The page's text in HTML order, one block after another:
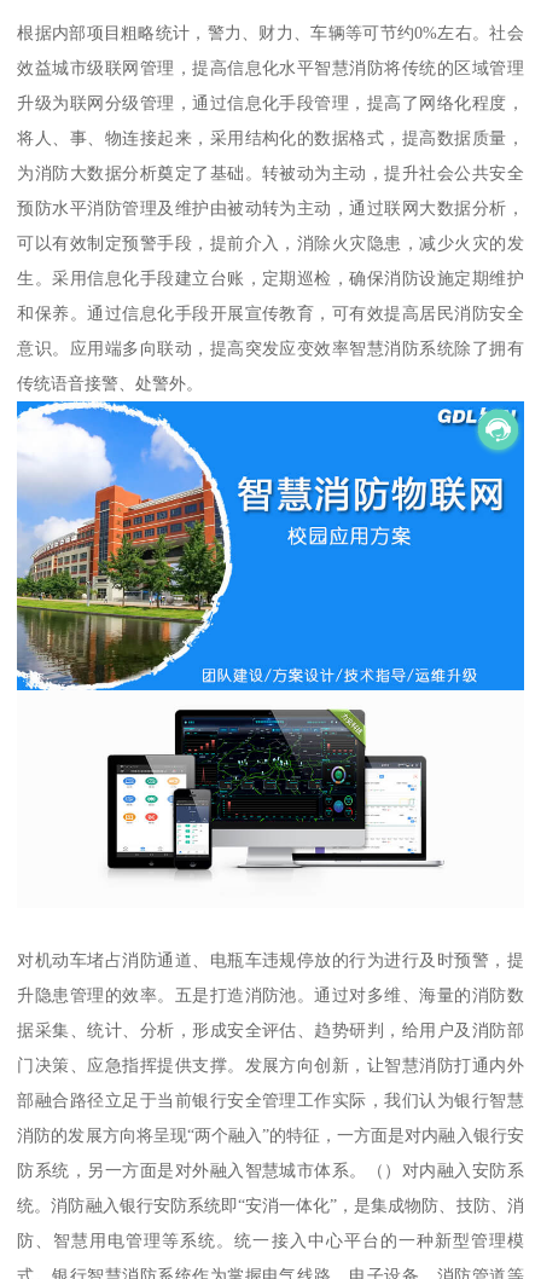
根据内部项目粗略统计，警力、财力、车辆等可节约0%左右。社会
效益城市级联网管理，提高信息化水平智慧消防将传统的区域管理
升级为联网分级管理，通过信息化手段管理，提高了网络化程度，
将人、事、物连接起来，采用结构化的数据格式，提高数据质量，
为消防大数据分析奠定了基础。转被动为主动，提升社会公共安全
预防水平消防管理及维护由被动转为主动，通过联网大数据分析，
可以有效制定预警手段，提前介入，消除火灾隐患，减少火灾的发
生。采用信息化手段建立台账，定期巡检，确保消防设施定期维护
和保养。通过信息化手段开展宣传教育，可有效提高居民消防安全
意识。应用端多向联动，提高突发应变效率智慧消防系统除了拥有
传统语音接警、处警外。
对机动车堵占消防通道、电瓶车违规停放的行为进行及时预警，提
升隐患管理的效率。五是打造消防池。通过对多维、海量的消防数
据采集、统计、分析，形成安全评估、趋势研判，给用户及消防部
门决策、应急指挥提供支撑。发展方向创新，让智慧消防打通内外
部融合路径立足于当前银行安全管理工作实际，我们认为银行智慧
消防的发展方向将呈现“两个融入”的特征，一方面是对内融入银行安
防系统，另一方面是对外融入智慧城市体系。（）对内融入安防系
统。消防融入银行安防系统即“安消一体化”，是集成物防、技防、消
防、智慧用电管理等系统。统一接入中心平台的一种新型管理模